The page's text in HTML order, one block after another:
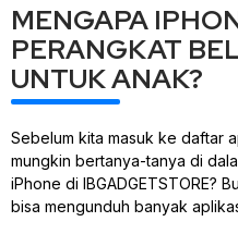
MENGAPA
PERANGKAT
UNTUK ANAK?
Sebelum kita masuk ke daftar
mungkin bertanya-tanya di
iPhone di IBGADGETSTORE?
bisa mengunduh banyak